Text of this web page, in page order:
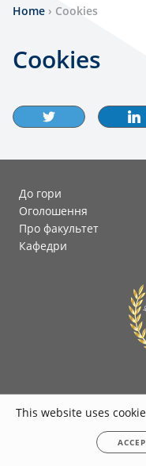
Home › Cookies
Cookies
До гори
Оголошення
Про факультет
Кафедри
© 2026faculty-law-
This website uses